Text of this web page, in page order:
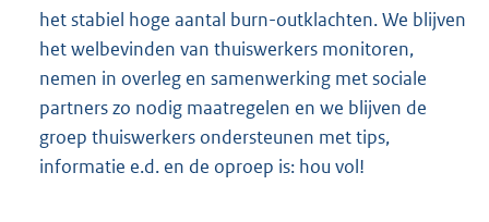
het stabiel hoge aantal burn-outklachten. We blijven
het welbevinden van thuiswerkers monitoren,
nemen in overleg en samenwerking met sociale
partners zo nodig maatregelen en we blijven de
groep thuiswerkers ondersteunen met tips,
informatie e.d. en de oproep is: hou vol!